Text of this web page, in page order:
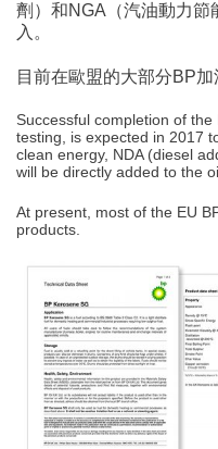
劑）和NGA（汽油動力節
入。
目前在歐盟的大部分BP
Successful completion of
testing, is expected in 2017
clean energy, NDA (diesel
will be directly added to the
At present, most of the EU
products.